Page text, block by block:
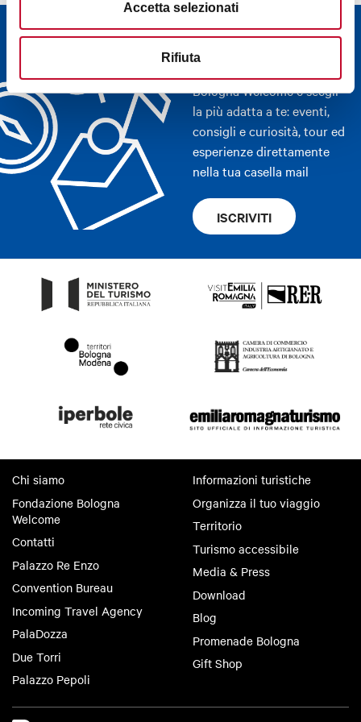
Accetta selezionati
Rifiuta
Newsletter
Bologna Welcome e scegli
la più adatta a te: eventi,
consigli e curiosità, tour ed
esperienze direttamente
nella tua casella mail
ISCRIVITI
Chi siamo
Fondazione Bologna
Welcome
Contatti
Palazzo Re Enzo
Convention Bureau
Incoming Travel Agency
PalaDozza
Due Torri
Palazzo Pepoli
Informazioni turistiche
Organizza il tuo viaggio
Territorio
Turismo accessibile
Media & Press
Download
Blog
Promenade Bologna
Gift Shop